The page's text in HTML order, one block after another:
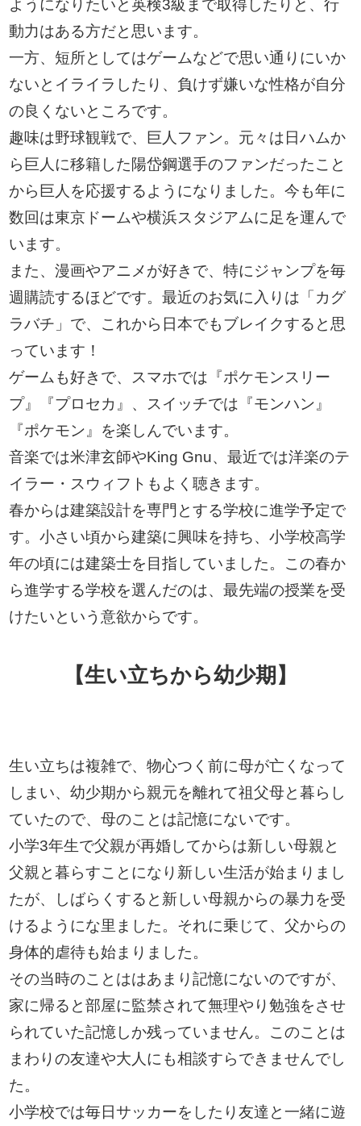
ようになりたいと英検3級まで取得したりと、行
動力はある方だと思います。
一方、短所としてはゲームなどで思い通りにいか
ないとイライラしたり、負けず嫌いな性格が自分
の良くないところです。
趣味は野球観戦で、巨人ファン。元々は日ハムか
ら巨人に移籍した陽岱鋼選手のファンだったこと
から巨人を応援するようになりました。今も年に
数回は東京ドームや横浜スタジアムに足を運んで
います。
また、漫画やアニメが好きで、特にジャンプを毎
週購読するほどです。最近のお気に入りは「カグ
ラバチ」で、これから日本でもブレイクすると思
っています！
ゲームも好きで、スマホでは『ポケモンスリー
プ』『プロセカ』、スイッチでは『モンハン』
『ポケモン』を楽しんでいます。
音楽では米津玄師やKing Gnu、最近では洋楽のテ
イラー・スウィフトもよく聴きます。
春からは建築設計を専門とする学校に進学予定で
す。小さい頃から建築に興味を持ち、小学校高学
年の頃には建築士を目指していました。この春か
ら進学する学校を選んだのは、最先端の授業を受
けたいという意欲からです。
【生い立ちから幼少期】
生い立ちは複雑で、物心つく前に母が亡くなって
しまい、幼少期から親元を離れて祖父母と暮らし
ていたので、母のことは記憶にないです。
小学3年生で父親が再婚してからは新しい母親と
父親と暮らすことになり新しい生活が始まりまし
たが、しばらくすると新しい母親からの暴力を受
けるようにな里ました。それに乗じて、父からの
身体的虐待も始まりました。
その当時のことははあまり記憶にないのですが、
家に帰ると部屋に監禁されて無理やり勉強をさせ
られていた記憶しか残っていません。このことは
まわりの友達や大人にも相談すらできませんでし
た。
小学校では毎日サッカーをしたり友達と一緒に遊